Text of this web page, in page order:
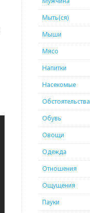
Мыть(ся)
Мыши
Мясо
Напитки
Насекомые
Обстоятельства
Обувь
Овощи
Одежда
Отношения
Ощущения
Пауки